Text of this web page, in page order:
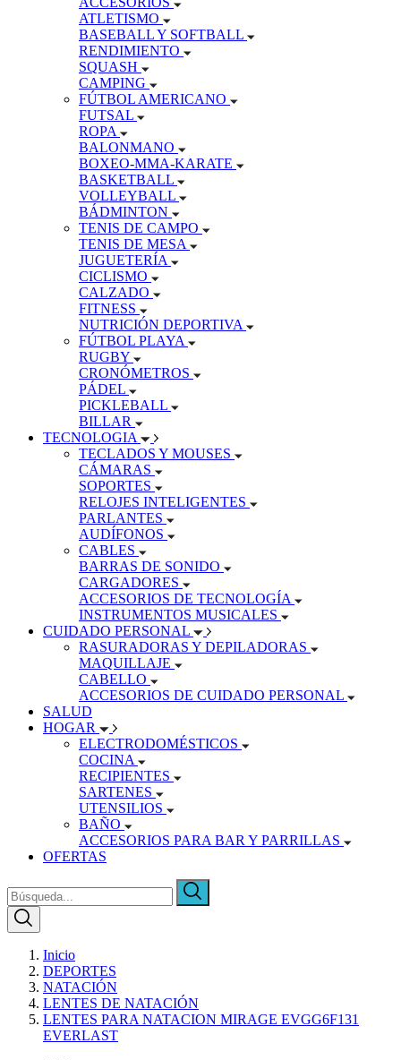
ATLETISMO
BASEBALL Y SOFTBALL
RENDIMIENTO
SQUASH
CAMPING
FÚTBOL AMERICANO
FUTSAL
ROPA
BALONMANO
BOXEO-MMA-KARATE
BASKETBALL
VOLLEYBALL
BÁDMINTON
TENIS DE CAMPO
TENIS DE MESA
JUGUETERÍA
CICLISMO
CALZADO
FITNESS
NUTRICIÓN DEPORTIVA
FÚTBOL PLAYA
RUGBY
CRONÓMETROS
PÁDEL
PICKLEBALL
BILLAR
TECNOLOGIA
TECLADOS Y MOUSES
CÁMARAS
SOPORTES
RELOJES INTELIGENTES
PARLANTES
AUDÍFONOS
CABLES
BARRAS DE SONIDO
CARGADORES
ACCESORIOS DE TECNOLOGÍA
INSTRUMENTOS MUSICALES
CUIDADO PERSONAL
RASURADORAS Y DEPILADORAS
MAQUILLAJE
CABELLO
ACCESORIOS DE CUIDADO PERSONAL
SALUD
HOGAR
ELECTRODOMÉSTICOS
COCINA
RECIPIENTES
SARTENES
UTENSILIOS
BAÑO
ACCESORIOS PARA BAR Y PARRILLAS
OFERTAS
Inicio
DEPORTES
NATACIÓN
LENTES DE NATACIÓN
LENTES PARA NATACION MIRAGE EVGG6F131
EVERLAST